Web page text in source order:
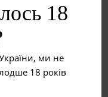
18
ми не
18 років
історією